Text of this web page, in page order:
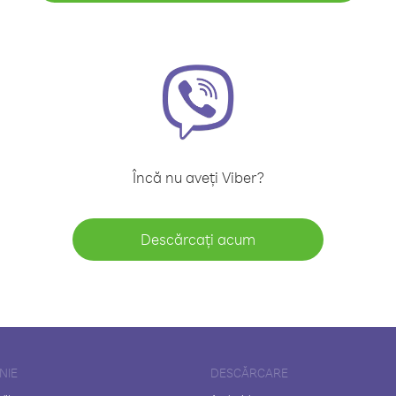
Încă nu aveți Viber?
Descărcați acum
DESCĂRCARE